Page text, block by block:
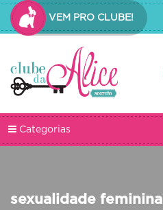
VEM PRO CLUBE!
Categorias
sexualidade feminina